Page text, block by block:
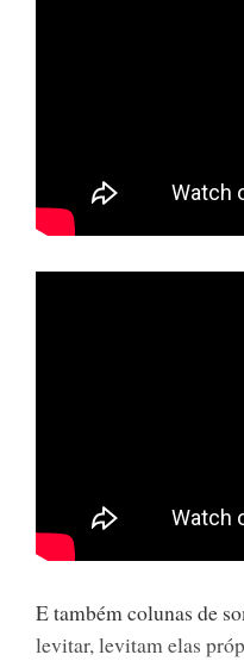
E também colunas de
levitar, levitam elas